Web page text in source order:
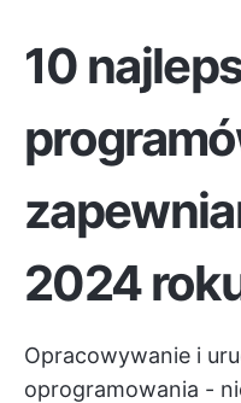
10
2024
Opracowywanie i
oprogramowania -